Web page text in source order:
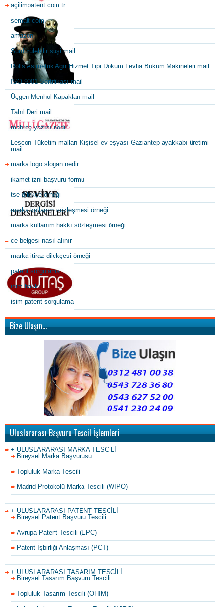
açilimpatent com tr
semalt com
amazon
Sürdürülebilir suşi mail
Rolls Asimetrik Ağır Hizmet Tipi Döküm Levha Büküm Makineleri mail
ISO 9001 Sertifikası mail
Üçgen Menhol Kapakları mail
Tahıl Deri mail
mahreç yazısı nedir
Lescon Tüketim malları Kişisel ev eşyası Gaziantep ayakkabı üretimi
mail
marka logo slogan nedir
ikamet izni başvuru formu
tse dilekçe örneği
marka kullanım sözleşmesi örneği
marka kullanım hakkı sözleşmesi örneği
ce belgesi nasıl alınır
marka itiraz dilekçesi örneği
patent sorgulama
isim hakkı
isim patent sorgulama
Bize Ulaşın…
Uluslararası Başvuru Tescil İşlemleri
+ ULUSLARARASI MARKA TESCİLİ
Bireysel Marka Başvurusu
Topluluk Marka Tescili
Madrid Protokolü Marka Tescili (WIPO)
+ ULUSLARARASI PATENT TESCİLİ
Bireysel Patent Başvuru Tescili
Avrupa Patent Tescili (EPC)
Patent İşbirliği Anlaşması (PCT)
+ ULUSLARARASI TASARIM TESCİLİ
Bireysel Tasarım Başvuru Tescili
Topluluk Tasarım Tescili (OHIM)